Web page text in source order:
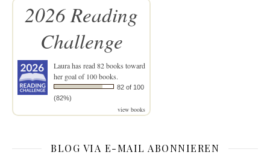
2026 Reading
Challenge
Laurahas read 82 books toward
her goal of 100 books.
82 of 100
(82%)
view books
BLOG VIA E-MAIL ABONNIEREN